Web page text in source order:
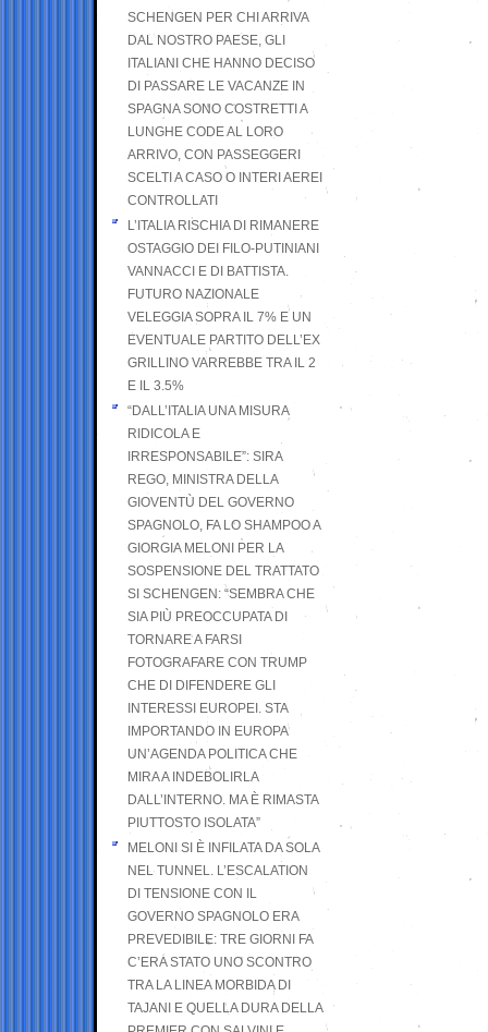
SCHENGEN PER CHI ARRIVA
DAL NOSTRO PAESE, GLI
ITALIANI CHE HANNO DECISO
DI PASSARE LE VACANZE IN
SPAGNA SONO COSTRETTI A
LUNGHE CODE AL LORO
ARRIVO, CON PASSEGGERI
SCELTI A CASO O INTERI AEREI
CONTROLLATI
L’ITALIA RISCHIA DI RIMANERE
OSTAGGIO DEI FILO-PUTINIANI
VANNACCI E DI BATTISTA.
FUTURO NAZIONALE
VELEGGIA SOPRA IL 7% E UN
EVENTUALE PARTITO DELL’EX
GRILLINO VARREBBE TRA IL 2
E IL 3.5%
“DALL’ITALIA UNA MISURA
RIDICOLA E
IRRESPONSABILE”: SIRA
REGO, MINISTRA DELLA
GIOVENTÙ DEL GOVERNO
SPAGNOLO, FA LO SHAMPOO A
GIORGIA MELONI PER LA
SOSPENSIONE DEL TRATTATO
SI SCHENGEN: “SEMBRA CHE
SIA PIÙ PREOCCUPATA DI
TORNARE A FARSI
FOTOGRAFARE CON TRUMP
CHE DI DIFENDERE GLI
INTERESSI EUROPEI. STA
IMPORTANDO IN EUROPA
UN’AGENDA POLITICA CHE
MIRA A INDEBOLIRLA
DALL’INTERNO. MA È RIMASTA
PIUTTOSTO ISOLATA”
MELONI SI È INFILATA DA SOLA
NEL TUNNEL. L’ESCALATION
DI TENSIONE CON IL
GOVERNO SPAGNOLO ERA
PREVEDIBILE: TRE GIORNI FA
C’ERA STATO UNO SCONTRO
TRA LA LINEA MORBIDA DI
TAJANI E QUELLA DURA DELLA